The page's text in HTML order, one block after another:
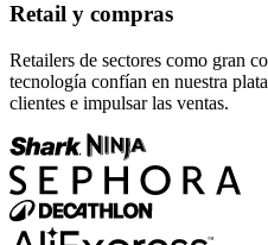
Retail y compras
Retailers de sectores como gran
tecnología confían en nuestra
clientes e impulsar las ventas.